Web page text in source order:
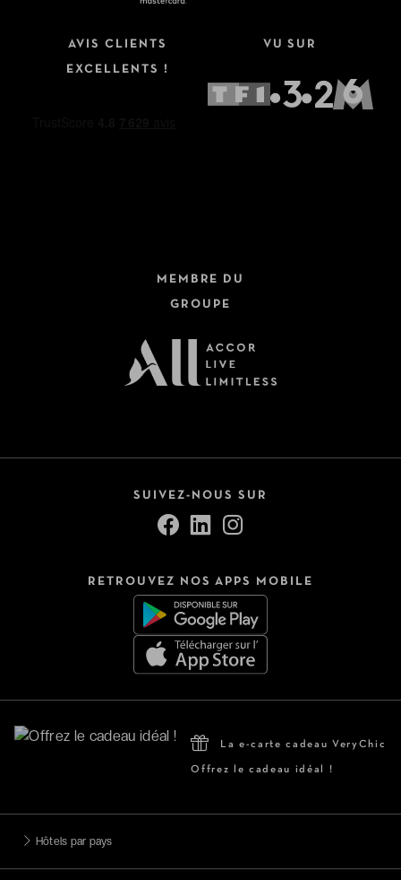
AVIS CLIENTS
EXCELLENTS !
VU SUR
MEMBRE DU
GROUPE
SUIVEZ-NOUS SUR
RETROUVEZ NOS APPS MOBILE
La e-carte cadeau VeryChic
Offrez le cadeau idéal !
Hôtels par pays